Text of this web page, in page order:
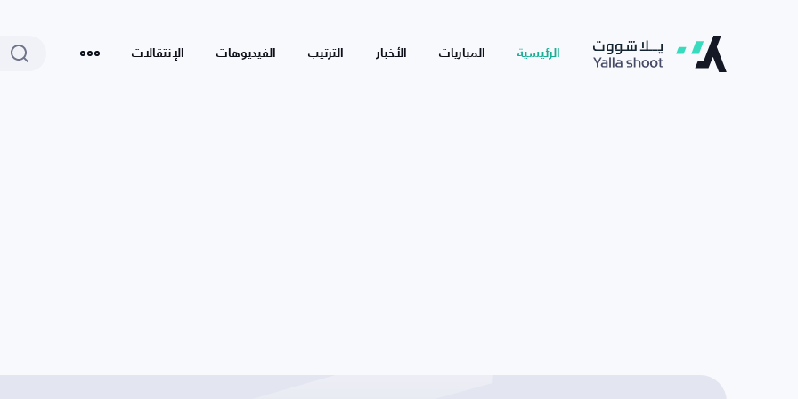
الرئيسية المباريات الأخبار الترتيب الفيديوهات الإنتقالات